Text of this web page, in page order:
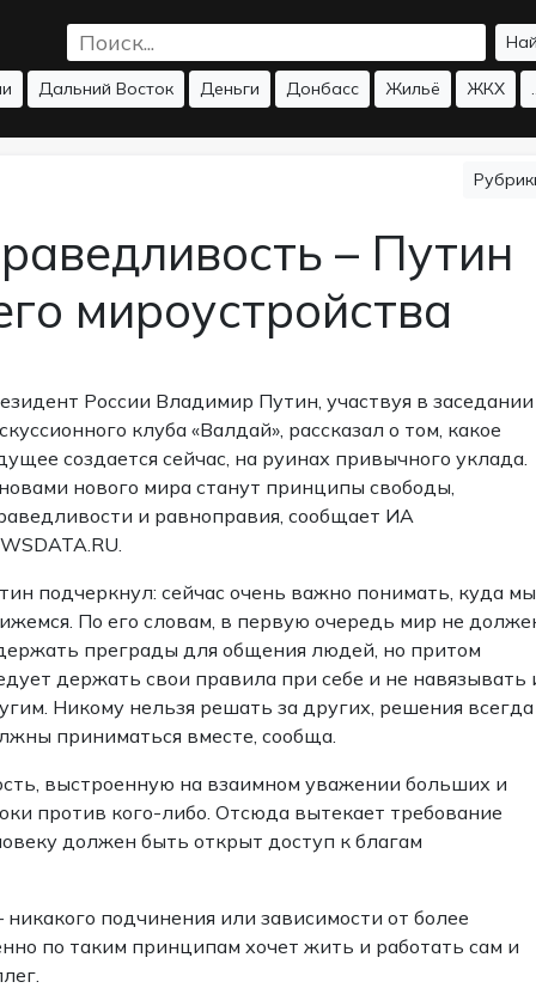
Дальний Восток Деньги Донбасс Жильё ЖКХ
– Путин
мироустройства
России Владимир Путин, участвуя в заседании
клуба «Валдай», рассказал о том, какое
создается сейчас, на руинах привычного уклада.
нового мира станут принципы свободы,
и равноправия, сообщает ИА
подчеркнул: сейчас очень важно понимать, куда мы
По его словам, в первую очередь мир не
преграды для общения людей, но притом
держать свои правила при себе и не навязывать
Никому нельзя решать за других, решения всегда
приниматься вместе, сообща.
выстроенную на взаимном уважении больших и
против кого-либо. Отсюда вытекает требование
должен быть открыт доступ к благам
подчинения или зависимости от более
по таким принципам хочет жить и работать сам и